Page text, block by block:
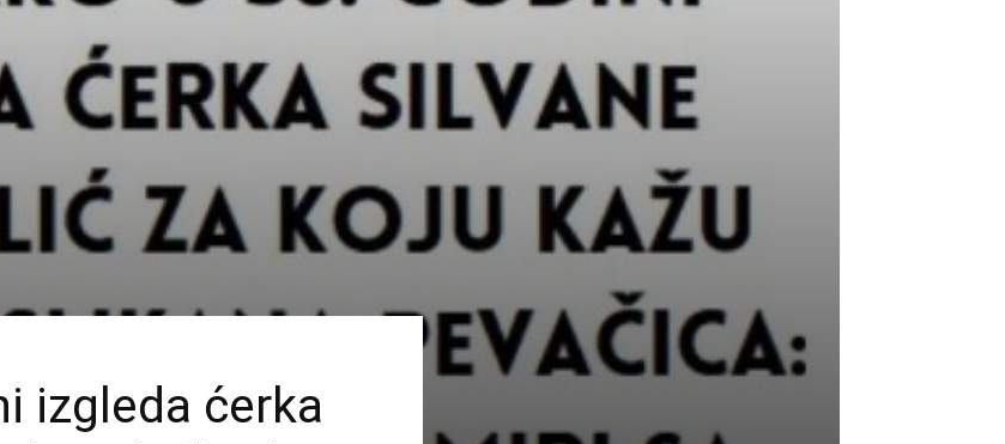
izgleda ćerka